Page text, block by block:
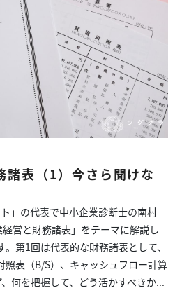
諸表（1）今さら聞けな
」の代表で中小企業診断士の南村
営と財務諸表」をテーマに解説し
第1回は代表的な財務諸表として、
照表（B/S）、キャッシュフロー計算
何を把握して、どう活かすべきか...